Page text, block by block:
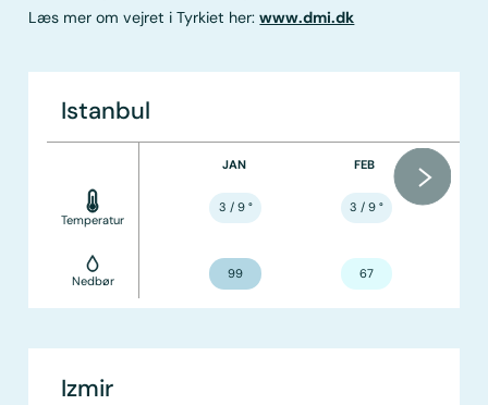
Læs mer om vejret i Tyrkiet her:www.dmi.dk
Istanbul
Temperatur
Nedbør
JAN
3 / 9°
99
FEB
3 / 9 °
67
Izmir